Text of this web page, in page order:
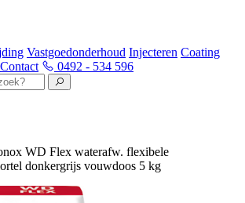
Vastgoedonderhoud Injecteren Coating
Contact 0492 - 534 596
WD Flex waterafw. flexibele
donkergrijs vouwdoos 5 kg